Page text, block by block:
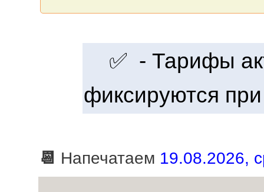
✅ - Тарифы
фиксируются
📆 Напечатаем 19.08.2026,